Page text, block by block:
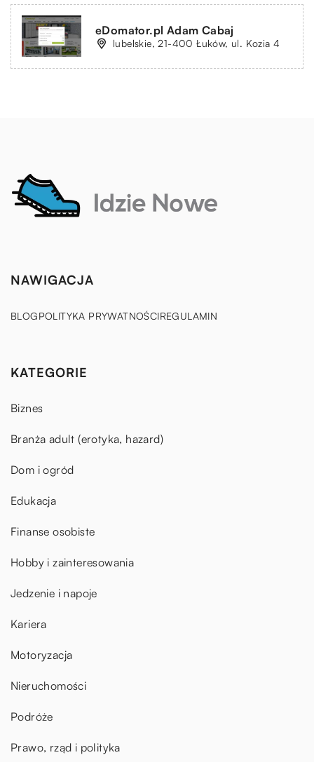
eDomator.pl Adam Cabaj
lubelskie, 21-400 Łuków, ul. Kozia 4
NAWIGACJA
BLOGPOLITYKA PRYWATNOŚCIREGULAMIN
KATEGORIE
Biznes
Branża adult (erotyka, hazard)
Dom i ogród
Edukacja
Finanse osobiste
Hobby i zainteresowania
Jedzenie i napoje
Kariera
Motoryzacja
Nieruchomości
Podróże
Prawo, rząd i polityka